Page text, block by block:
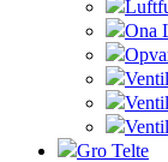
Ona
Gro Telte